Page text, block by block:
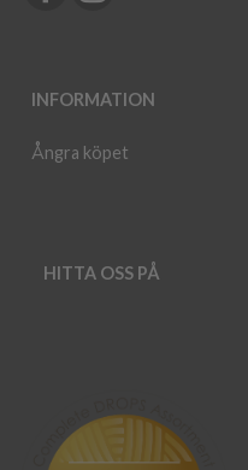
INFORMATION
Ångra köpet
HITTA OSS PÅ